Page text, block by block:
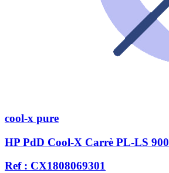
cool-x pure
HP PdD Cool-X Carrè PL-LS 900
Ref : CX1808069301